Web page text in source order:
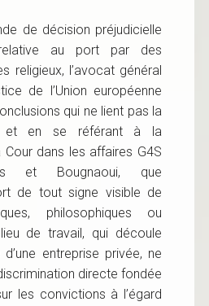
de décision préjudicielle
relative au port par des
religieux, l’avocat général
de l’Union européenne
qui ne lient pas la
et en se référant à la
Cour dans les affaires G4S
et Bougnaoui, que
de tout signe visible de
philosophiques ou
de travail, qui découle
d’une entreprise privée, ne
directe fondée
les convictions à l’égard